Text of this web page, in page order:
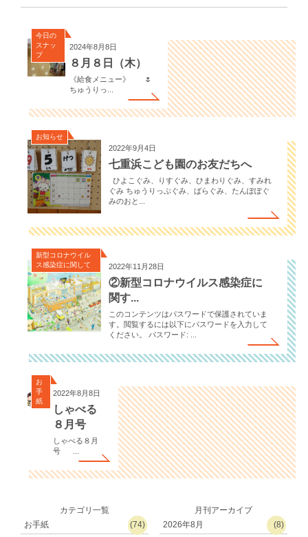
今日の
スナッ
プ
2024年8月8日
８月８日（木）
《給食メニュー》 🌷
ちゅうりっ...
お知らせ
2022年9月4日
七重浜こども園のお友だちへ
ひよこぐみ、りすぐみ、ひまわりぐみ、すみれ
ぐみ ちゅうりっぷぐみ、ばらぐみ、たんぽぽぐ
みのおと...
新型コロナウイル
ス感染症に関して
2022年11月28日
②新型コロナウイルス感染症に
関す...
このコンテンツはパスワードで保護されていま
す。閲覧するには以下にパスワードを入力して
ください。 パスワード: ...
お
手
紙
2022年8月8日
しゃべる
８月号
しゃべる８月
号 ...
カテゴリ一覧
お手紙
(74)
月刊アーカイブ
2026年8月
(8)